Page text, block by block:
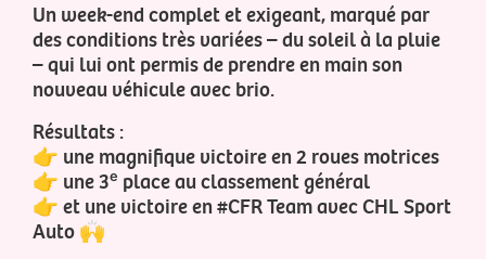
Un week-end complet et exigeant, marqué par
des conditions très variées – du soleil à la pluie
– qui lui ont permis de prendre en main son
nouveau véhicule avec brio.
Résultats :
👉 une magnifique victoire en 2 roues motrices
👉 une 3ᵉ place au classement général
👉 et une victoire en #CFR Team avec CHL Sport
Auto 🙌